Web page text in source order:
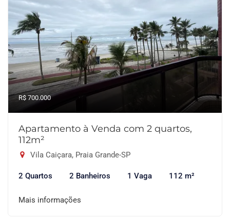
R$ 700.000
Apartamento à Venda com 2 quartos,
112m²
Vila Caiçara, Praia Grande-SP
2 Quartos 2 Banheiros 1 Vaga 112 m²
Mais informações